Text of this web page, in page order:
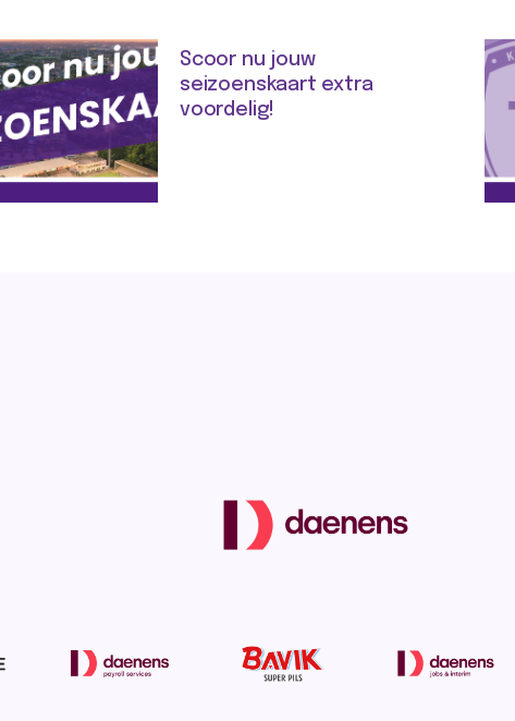
Scoor nu jouw
seizoenskaart extra
voordelig!